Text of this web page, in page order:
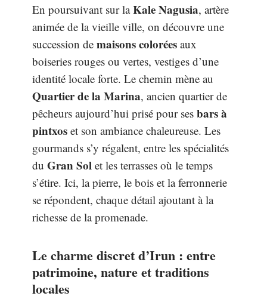
En poursuivant sur laKale Nagusia, artère
animée de la vieille ville, on découvre une
succession de maisons colorées aux
boiseries rouges ou vertes, vestiges d’une
identité locale forte. Le chemin mène au
Quartier de la Marina, ancien quartier de
pêcheurs aujourd’hui prisé pour ses bars à
pintxos et son ambiance chaleureuse. Les
gourmands s’y régalent, entre les spécialités
du Gran Sol et les terrasses où le temps
s’étire. Ici, la pierre, le bois et la ferronnerie
se répondent, chaque détail ajoutant à la
richesse de la promenade.
Le charme discret d’Irun : entre
patrimoine, nature et traditions
locales